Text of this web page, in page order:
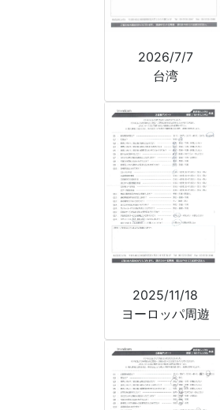
2026/7/7
台湾
2025/11/18
ヨーロッパ周遊